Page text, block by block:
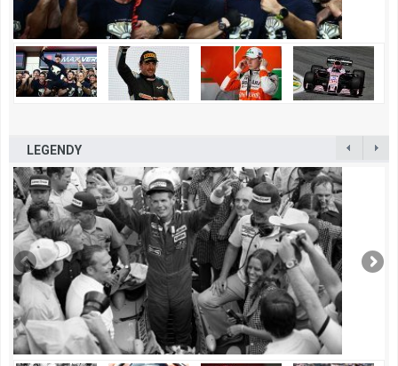
LEGENDY